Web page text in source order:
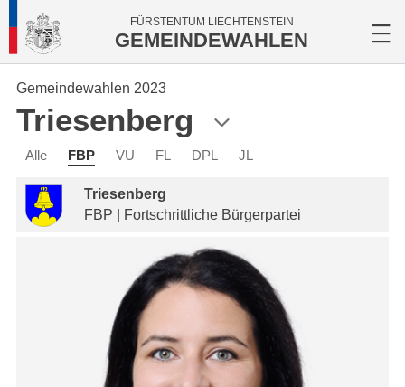
FÜRSTENTUM LIECHTENSTEIN
GEMEINDEWAHLEN
Gemeindewahlen 2023
Triesenberg
Alle FBP VU FL DPL JL
Triesenberg
FBP | Fortschrittliche Bürgerpartei